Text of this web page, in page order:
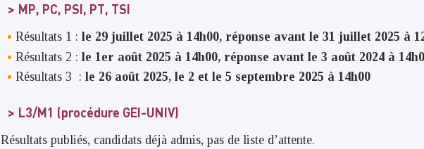
MP, PC, PSI, PT, TSI
Résultats 1 : le 29 juillet 2025 à 14h00, réponse avant le 31 juillet 2025 à
Résultats 2 : le 1er août 2025 à 14h00, réponse avant le 3 août 2024 à
Résultats 3 : le 26 août 2025, le 2 et le 5 septembre 2025 à 14h00
L3/M1 (procédure GEI-UNIV)
Résultats publiés, candidats déjà admis, pas de liste d’attente.